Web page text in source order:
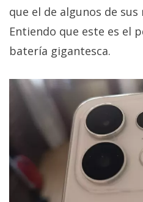
que el de algunos de
Entiendo que este es el
batería gigantesca.